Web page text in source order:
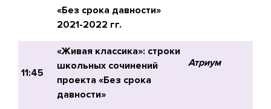
«Без срока давности»
2021-2022 гг.
11:45
«Живая классика»: строки
школьных сочинений
проекта «Без срока
давности»
Атриум